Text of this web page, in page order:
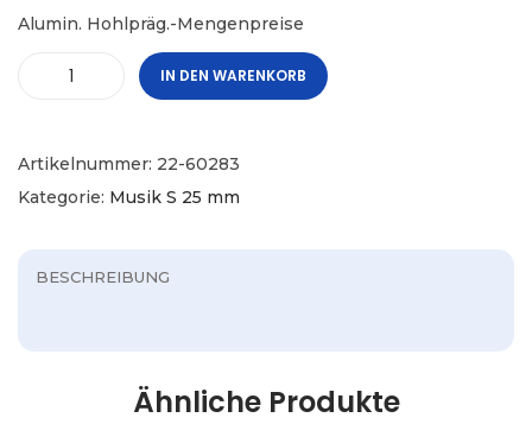
Alumin. Hohlpräg.-Mengenpreise
IN DEN WARENKORB
Artikelnummer: 22-60283
Kategorie: Musik S 25 mm
BESCHREIBUNG
Ähnliche Produkte